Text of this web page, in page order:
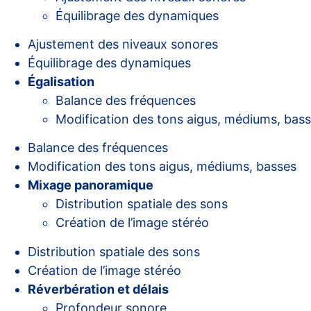
Équilibrage des dynamiques
Ajustement des niveaux sonores
Équilibrage des dynamiques
Égalisation
Balance des fréquences
Modification des tons aigus, médiums,
Balance des fréquences
Modification des tons aigus, médiums, basses
Mixage panoramique
Distribution spatiale des sons
Création de l’image stéréo
Distribution spatiale des sons
Création de l’image stéréo
Réverbération et délais
Profondeur sonore